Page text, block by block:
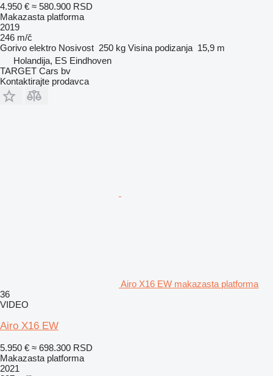
4.950 € ≈ 580.900 RSD
Makazasta platforma
2019
246 m/č
Gorivo elektro Nosivost 250 kg Visina podizanja 15,9 m
Holandija, ES Eindhoven
TARGET Cars bv
Kontaktirajte prodavca
Airo X16 EW makazasta platforma
36
VIDEO
Airo X16 EW
5.950 € ≈ 698.300 RSD
Makazasta platforma
2021